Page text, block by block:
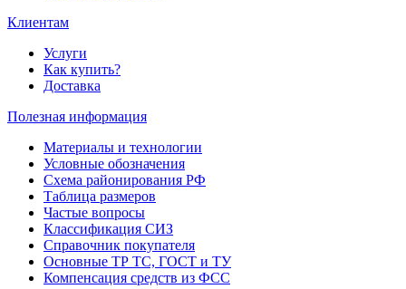
Клиентам
Услуги
Как купить?
Доставка
Полезная информация
Материалы и технологии
Условные обозначения
Схема районирования РФ
Таблица размеров
Частые вопросы
Классификация СИЗ
Справочник покупателя
Основные ТР ТС, ГОСТ и ТУ
Компенсация средств из ФСС